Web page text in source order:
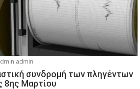
admin
συνδρομή των πληγέντων
8ης Μαρτίου